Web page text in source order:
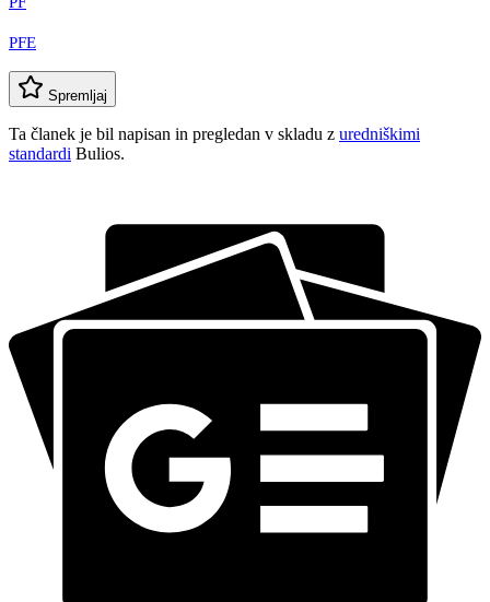
PFE
Spremljaj
Ta članek je bil napisan in pregledan v skladu z uredniškimi
standardi Bulios.